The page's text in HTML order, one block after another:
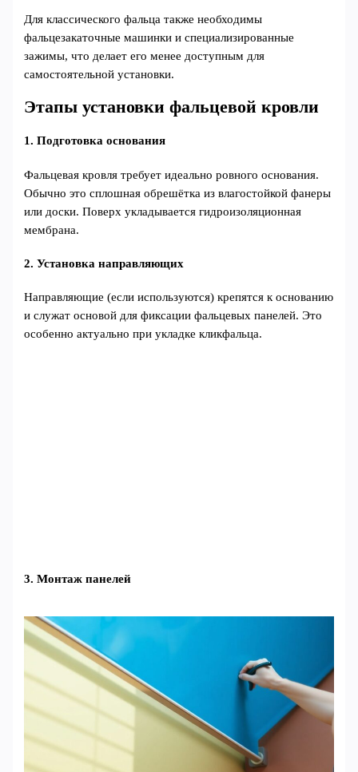
Для классического фальца также необходимы
фальцезакаточные машинки и специализированные
зажимы, что делает его менее доступным для
самостоятельной установки.
Этапы установки фальцевой кровли
1. Подготовка основания
Фальцевая кровля требует идеально ровного основания.
Обычно это сплошная обрешётка из влагостойкой фанеры
или доски. Поверх укладывается гидроизоляционная
мембрана.
2. Установка направляющих
Направляющие (если используются) крепятся к основанию
и служат основой для фиксации фальцевых панелей. Это
особенно актуально при укладке кликфальца.
3. Монтаж панелей